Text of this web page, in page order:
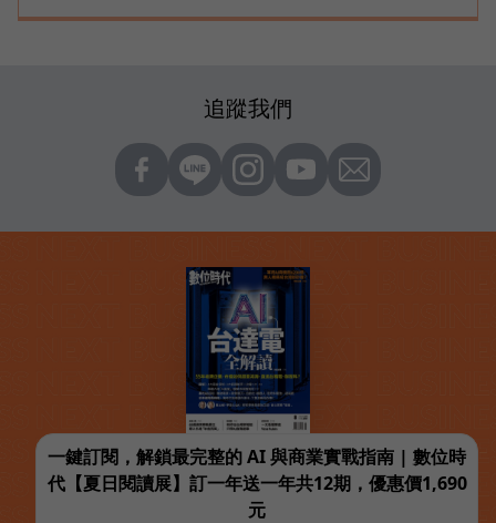
追蹤我們
一鍵訂閱，解鎖最完整的 AI 與商業實戰指南 | 數位時
代【夏日閱讀展】訂一年送一年共12期，優惠價1,690
元